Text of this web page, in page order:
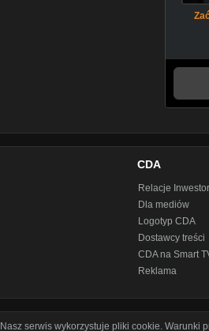
CDA
Relacje
Dla mediów
Logotyp CDA
Dostawcy treści
CDA na Smart
Reklama
Nasz serwis wykorzystuje pliki cookie. Warunki